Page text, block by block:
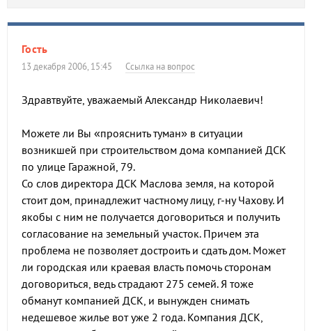
Гость
13 декабря 2006, 15:45 Ссылка на вопрос
Здравтвуйте, уважаемый Александр Николаевич!
Можете ли Вы «прояснить туман» в ситуации
возникшей при строительством дома компанией ДСК
по улице Гаражной, 79.
Со слов директора ДСК Маслова земля, на которой
стоит дом, принадлежит частному лицу, г-ну Чахову. И
якобы с ним не получается договориться и получить
согласование на земельный участок. Причем эта
проблема не позволяет достроить и сдать дом. Может
ли городская или краевая власть помочь сторонам
договориться, ведь страдают 275 семей. Я тоже
обманут компанией ДСК, и вынужден снимать
недешевое жилье вот уже 2 года. Компания ДСК,